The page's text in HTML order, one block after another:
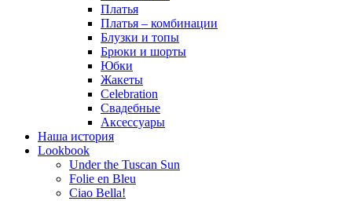
Платья
Платья – комбинации
Блузки и топы
Брюки и шорты
Юбки
Жакеты
Celebration
Cвадебные
Аксессуары
Наша история
Lookbook
Under the Tuscan Sun
Folie en Bleu
Ciao Bella!